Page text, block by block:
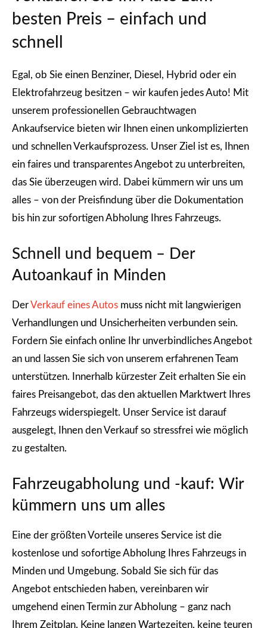
besten Preis – einfach und
schnell
Egal, ob Sie einen Benziner, Diesel, Hybrid oder ein
Elektrofahrzeug besitzen – wir kaufen jedes Auto! Mit
unserem professionellen Gebrauchtwagen
Ankaufservice bieten wir Ihnen einen unkomplizierten
und schnellen Verkaufsprozess. Unser Ziel ist es, Ihnen
ein faires und transparentes Angebot zu unterbreiten,
das Sie überzeugen wird. Dabei kümmern wir uns um
alles – von der Preisfindung über die Dokumentation
bis hin zur sofortigen Abholung Ihres Fahrzeugs.
Schnell und bequem – Der
Autoankauf in Minden
DerVerkauf eines Autos muss nicht mit langwierigen
Verhandlungen und Unsicherheiten verbunden sein.
Fordern Sie einfach online Ihr unverbindliches Angebot
an und lassen Sie sich von unserem erfahrenen Team
unterstützen. Innerhalb kürzester Zeit erhalten Sie ein
faires Preisangebot, das den aktuellen Marktwert Ihres
Fahrzeugs widerspiegelt. Unser Service ist darauf
ausgelegt, Ihnen den Verkauf so stressfrei wie möglich
zu gestalten.
Fahrzeugabholung und -kauf: Wir
kümmern uns um alles
Eine der größten Vorteile unseres Service ist die
kostenlose und sofortige Abholung Ihres Fahrzeugs in
Minden und Umgebung. Sobald Sie sich für das
Angebot entschieden haben, vereinbaren wir
umgehend einen Termin zur Abholung – ganz nach
Ihrem Zeitplan. Keine langen Wartezeiten, keine teuren